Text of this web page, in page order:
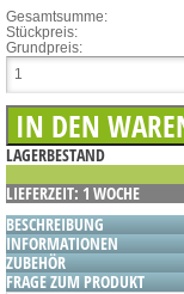
Gesamtsumme:
Stückpreis:
Grundpreis:
LAGERBESTAND
LIEFERZEIT: 1 WOCHE
BESCHREIBUNG
INFORMATIONEN
ZUBEHÖR
FRAGE ZUM PRODUKT